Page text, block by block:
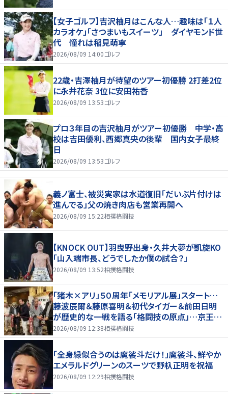
【女子ゴルフ】吉沢柚月はこんな人…趣味は「１人
カラオケ」「さつまいもスイーツ」 ダイヤモンド世
代 憧れは稲見萌寧
2026/08/09 14:00ゴルフ
22歳・吉澤柚月が待望のツアー初優勝 2打差2位
に永井花奈 3位に安田祐香
2026/08/09 13:53ゴルフ
プロ３年目の吉沢柚月がツアー初優勝 中学・高
校は吉田優利、西郷真央の後輩 国内女子最終
日
2026/08/09 13:53ゴルフ
義ノ富士、被災実家は水道復旧「だいぶ片付けは
進んでる」父の焼き肉店も営業再開へ
2026/08/09 15:22相撲格闘技
【KNOCK OUT】羽曳野出身・久井大夢が凱旋KO
「山入端市長、どうでしたか僕の試合？」
2026/08/09 13:52相撲格闘技
「猪木×アリ」５０周年「メモリアル展」スタート…
藤波辰爾＆藤原喜明＆初代タイガー＆前田日明
が歴史的な一戦を語る「格闘技の原点」…京王プ
ラザホテルで３１日まで
2026/08/09 12:38相撲格闘技
「全身緑似合うのは魔裟斗だけ！」魔裟斗、鮮やか
エメラルドグリーンのスーツで野杁正明を祝福
2026/08/09 12:29相撲格闘技